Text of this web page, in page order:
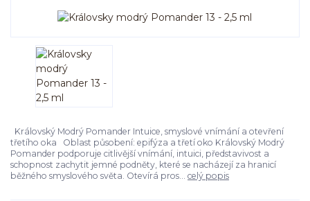
Královský Modrý Pomander Intuice, smyslové vnímání a otevření
třetího oka Oblast působení: epifýza a třetí oko Královský Modrý
Pomander podporuje citlivější vnímání, intuici, představivost a
schopnost zachytit jemné podněty, které se nacházejí za hranicí
běžného smyslového světa. Otevírá pros... celý popis